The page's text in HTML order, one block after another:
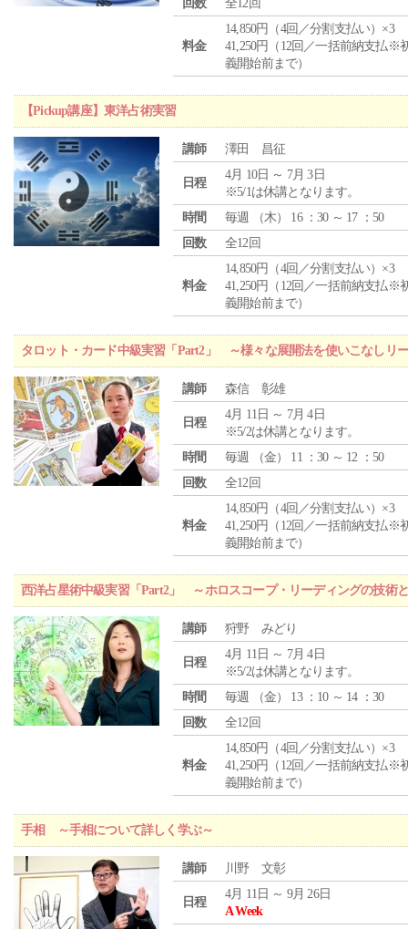
回数 全12回
料金
14,850円（4回／分割支払い）×3
41,250円（12回／一括前納支払※
義開始前まで）
【Pickup講座】東洋占術実習
講師 澤田 昌征
日程
4月 10日 ～ 7月 3日
※5/1は休講となります。
時間
毎週 （木） 16 ：30 ～ 17 ：50
回数
全12回
料金
14,850円（4回／分割支払い）×3
41,250円（12回／一括前納支払※
義開始前まで）
タロット・カード中級実習「Part2」 ～様々な展開法を使いこなしリ
講師 森信 彰雄
日程
4月 11日 ～ 7月 4日
※5/2は休講となります。
時間
毎週 （金） 11 ：30 ～ 12 ：50
回数
全12回
料金
14,850円（4回／分割支払い）×3
41,250円（12回／一括前納支払※
義開始前まで）
西洋占星術中級実習「Part2」 ～ホロスコープ・リーディングの技術
講師 狩野 みどり
日程
4月 11日 ～ 7月 4日
※5/2は休講となります。
時間
毎週 （金） 13 ：10 ～ 14 ：30
回数
全12回
料金
14,850円（4回／分割支払い）×3
41,250円（12回／一括前納支払※
義開始前まで）
手相 ～手相について詳しく学ぶ～
講師 川野 文彰
日程
4月 11日 ～ 9月 26日
A Week